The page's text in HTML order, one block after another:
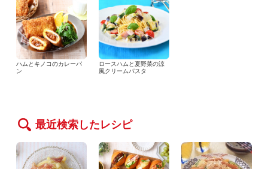
ハムとキノコのカレーパ
ン
ロースハムと夏野菜の涼
風クリームパスタ
最近検索したレシピ